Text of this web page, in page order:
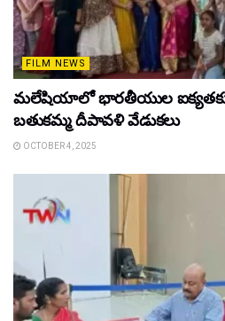
FILM NEWS
మలేషియాలో భారతీయుల ఐక్యతకు
బతుకమ్మ దీపావళి వేడుకలు
OCTOBER 4, 2025